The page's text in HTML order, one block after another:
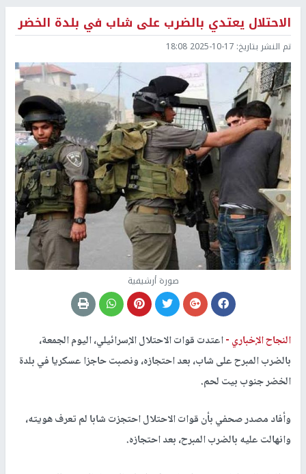
الاحتلال يعتدي بالضرب على شاب في بلدة الخضر
تم النشر بتاريخ: 2025-10-17 18:08
صورة أرشيفية
النجاح الإخباري -اعتدت قوات الاحتلال الإسرائيلي، اليوم الجمعة،
بالضرب المبرح على شاب، بعد احتجازه، ونصبت حاجزا عسكريا في بلدة
الخضر جنوب بيت لحم.
وأفاد مصدر صحفي بأن قوات الاحتلال احتجزت شابا لم تعرف هويته،
وانهالت عليه بالضرب المبرح، بعد احتجازه.